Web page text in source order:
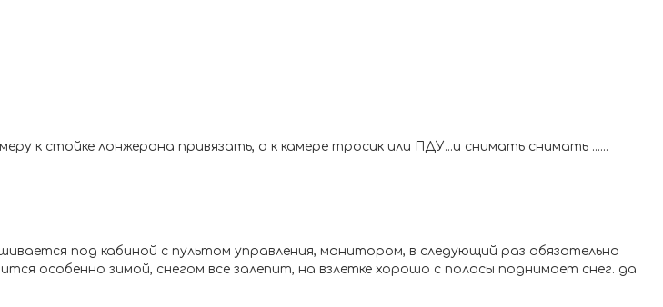
к стойке лонжерона привязать, а к камере тросик или ПДУ...и снимать снимать ......
под кабиной с пультом управления, монитором, в следующий раз обязательно
особенно зимой, снегом все залепит, на взлетке хорошо с полосы поднимает снег. да